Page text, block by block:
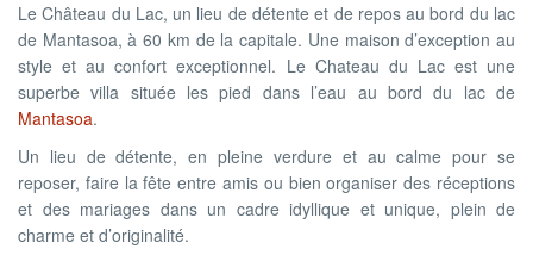
Le Château du Lac, un lieu de détente et de repos au bord du lac
de Mantasoa, à 60 km de la capitale. Une maison d’exception au
style et au confort exceptionnel. Le Chateau du Lac est une
superbe villa située les pied dans l’eau au bord du lac de
Mantasoa.
Un lieu de détente, en pleine verdure et au calme pour se
reposer, faire la fête entre amis ou bien organiser des réceptions
et des mariages dans un cadre idyllique et unique, plein de
charme et d’originalité.